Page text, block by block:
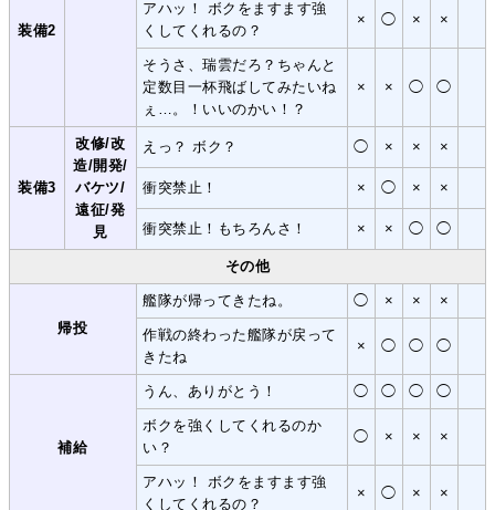
装備2
アハッ！ ボクをますます強
くしてくれるの？
× ◯ × ×
そうさ、瑞雲だろ？ちゃんと
定数目一杯飛ばしてみたいね
ぇ…。！いいのかい！？
× × ◯ ◯
装備3
改修/改
造/開発/
バケツ/
遠征/発
見
えっ？ ボク？ ◯ × × ×
衝突禁止！ × ◯ × ×
衝突禁止！もちろんさ！ × × ◯ ◯
その他
帰投
艦隊が帰ってきたね。 ◯ × × ×
作戦の終わった艦隊が戻って
きたね
× ◯ ◯ ◯
補給
うん、ありがとう！ ◯ ◯ ◯ ◯
ボクを強くしてくれるのか
い？
◯ × × ×
アハッ！ ボクをますます強
くしてくれるの？
× ◯ × ×